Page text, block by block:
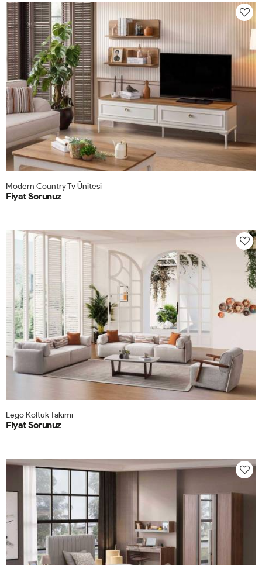
Modern Country Tv Ünitesi
Fiyat Sorunuz
Lego Koltuk Takımı
Fiyat Sorunuz